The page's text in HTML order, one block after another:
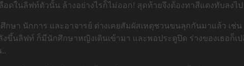
ในลิฟท์ตัวนั้น ล้างอย่างไรก็ไม่ออก! สุดท้ายจึงต้องทาสีแดงทับลงไป
ษา นักการ และอาจารย์ ต่างเคยสัมผัสเหตุชวนขนลุกกันมาแล้ว เช่
นลิฟท์ ก็มีนักศึกษาหญิงเดินเข้ามา และพอประตูปิด ร่างของเธอก็เ